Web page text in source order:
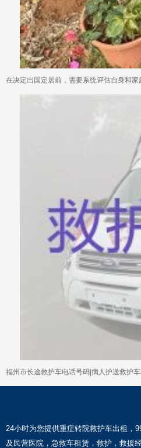
在决定出国定居前，需要系统评估自身和家
福州市长途救护车电话号码|病人护送救护
24小时为您提供重症转院救护车出租，
及民营医院，急救车租赁，救护，救援经